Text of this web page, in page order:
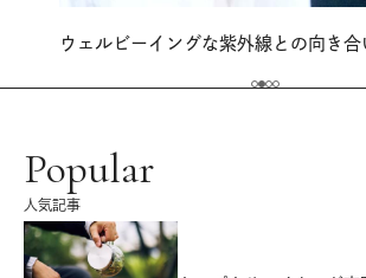
ウェルビーイングな紫外線との向き合
Popular
人気記事